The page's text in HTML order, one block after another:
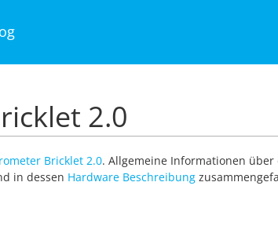
2.0
Bricklet 2.0. Allgemeine Informationen
in dessen Hardware Beschreibung